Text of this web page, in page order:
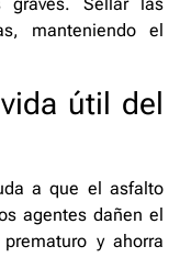
manteniendo el
útil del
a que el asfalto
agentes dañen el
y ahorra